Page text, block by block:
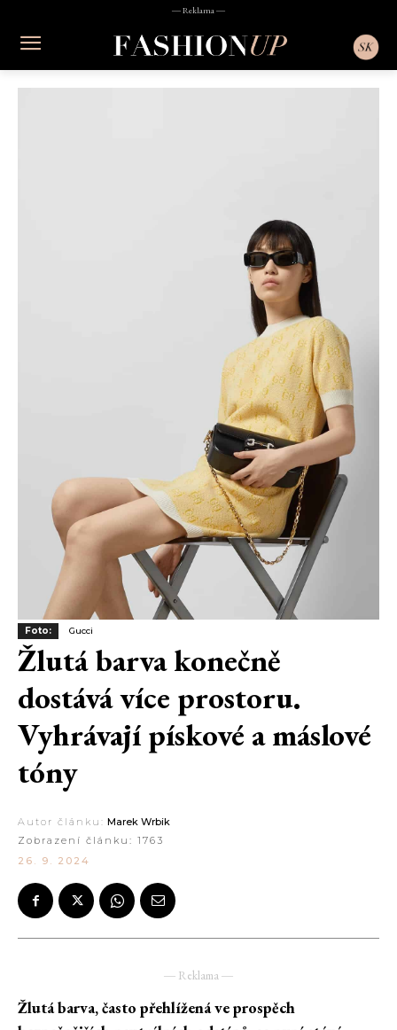
― Reklama ―
Foto: Gucci
Žlutá barva konečně
dostává více prostoru.
Vyhrávají pískové a máslové
tóny
Autor článku: Marek Wrbik
Zobrazení článku: 1763
26. 9. 2024
― Reklama ―
Žlutá barva, často přehlížená ve prospěch